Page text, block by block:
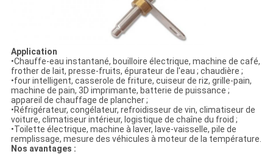
Application
•Chauffe-eau instantané, bouilloire électrique, machine de café,
frother de lait, presse-fruits, épurateur de l'eau ; chaudière ;
•four intelligent, casserole de friture, cuiseur de riz, grille-pain,
machine de pain, 3D imprimante, batterie de puissance ;
appareil de chauffage de plancher ;
•Réfrigérateur, congélateur, refroidisseur de vin, climatiseur de
voiture, climatiseur intérieur, logistique de chaîne du froid ;
•Toilette électrique, machine à laver, lave-vaisselle, pile de
remplissage, mesure des véhicules à moteur de la température.
Nos avantages :